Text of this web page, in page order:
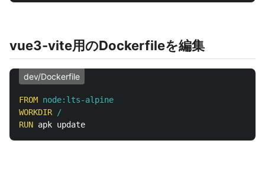
vue3-vite用のDockerfileを編集
dev/Dockerfile
FROM node:lts-alpine
WORKDIR /
RUN